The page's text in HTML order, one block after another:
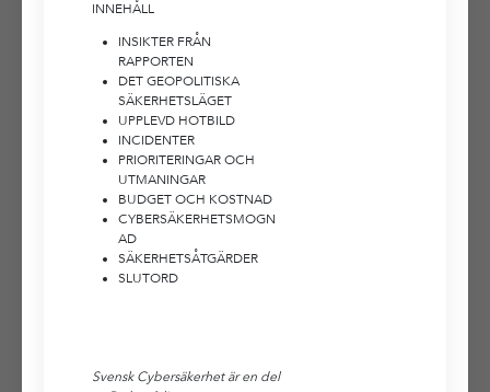
INNEHÅLL
INSIKTER FRÅN
RAPPORTEN
DET GEOPOLITISKA
SÄKERHETSLÄGET
UPPLEVD HOTBILD
INCIDENTER
PRIORITERINGAR OCH
UTMANINGAR
BUDGET OCH KOSTNAD
CYBERSÄKERHETSMOGN
AD
SÄKERHETSÅTGÄRDER
SLUTORD
Svensk Cybersäkerhet är en del